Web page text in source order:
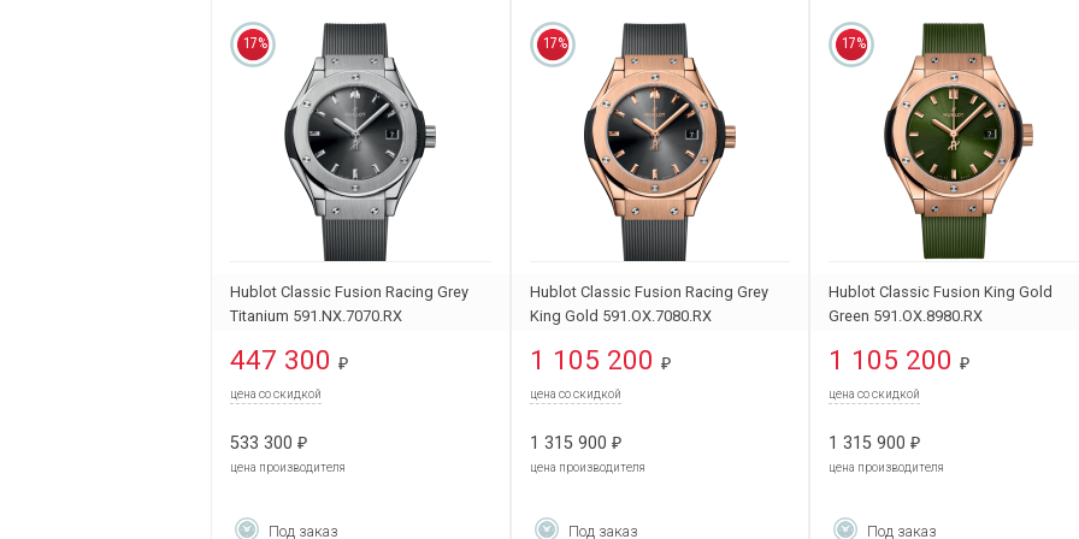
17%
Hublot Classic Fusion Racing Grey
Titanium 591.NX.7070.RX
447 300 ₽
цена со скидкой
533 300 ₽
цена производителя
Под заказ
17%
Hublot Classic Fusion Racing Grey
King Gold 591.OX.7080.RX
1 105 200 ₽
цена со скидкой
1 315 900 ₽
цена производителя
Под заказ
17%
Hublot Classic Fusion King Gold
Green 591.OX.8980.RX
1 105 200 ₽
цена со скидкой
1 315 900 ₽
цена производителя
Под заказ